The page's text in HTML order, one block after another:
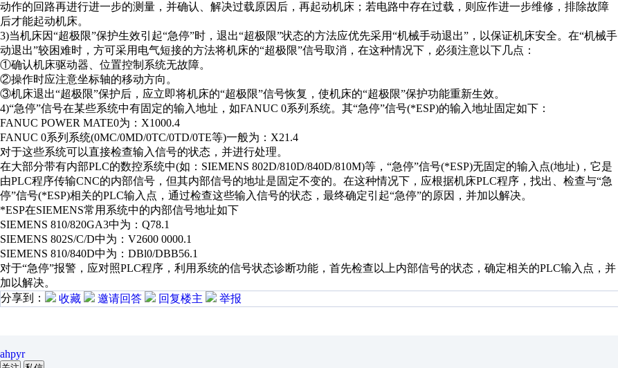
动作的回路再进行进一步的测量，并确认、解决过载原因后，再起动机床；若电路中存在过载，则应作进一步维修，排除故障
后才能起动机床。
3)当机床因“超极限”保护生效引起“急停”时，退出“超极限”状态的方法应优先采用“机械手动退出”，以保证机床安全。在“机械手
动退出”较困难时，方可采用电气短接的方法将机床的“超极限”信号取消，在这种情况下，必须注意以下几点：
①确认机床驱动器、位置控制系统无故障。
②操作时应注意坐标轴的移动方向。
③机床退出“超极限”保护后，应立即将机床的“超极限”信号恢复，使机床的“超极限”保护功能重新生效。
4)“急停”信号在某些系统中有固定的输入地址，如FANUC 0系列系统。其“急停”信号(*ESP)的输入地址固定如下：
FANUC POWER MATE0为：X1000.4
FANUC 0系列系统(0MC/0MD/0TC/0TD/0TE等)一般为：X21.4
对于这些系统可以直接检查输入信号的状态，并进行处理。
在大部分带有内部PLC的数控系统中(如：SIEMENS 802D/810D/840D/810M)等，“急停”信号(*ESP)无固定的输入点(地址)，它是
由PLC程序传输CNC的内部信号，但其内部信号的地址是固定不变的。在这种情况下，应根据机床PLC程序，找出、检查与“急
停”信号(*ESP)相关的PLC输入点，通过检查这些输入信号的状态，最终确定引起“急停”的原因，并加以解决。
*ESP在SIEMENS常用系统中的内部信号地址如下
SIEMENS 810/820GA3中为：Q78.1
SIEMENS 802S/C/D中为：V2600 0000.1
SIEMENS 810/840D中为：DBl0/DBB56.1
对于“急停”报警，应对照PLC程序，利用系统的信号状态诊断功能，首先检查以上内部信号的状态，确定相关的PLC输入点，并
加以解决。
分享到：
收藏 邀请回答 回复楼主 举报
ahpyr